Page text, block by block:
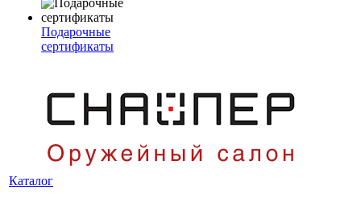
Подарочные
сертификаты
Каталог